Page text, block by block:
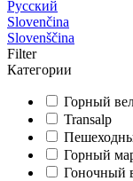
Русский
Slovenčina
Slovenščina
Filter
Категории
Горный
Transalp
Горный
Гоночный